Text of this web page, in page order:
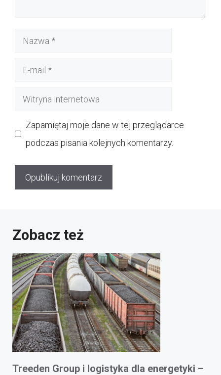
Nazwa
Witryna
Zapamiętaj moje dane w tej przeglądarce
podczas pisania kolejnych komentarzy.
Zobacz też
Treeden Group i logistyka dla energetyki –